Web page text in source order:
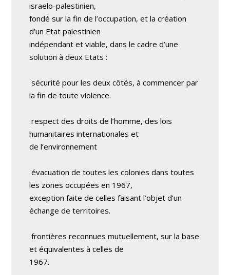
israelo-palestinien,
fondé sur la fin de l’occupation, et la création
d’un Etat palestinien
indépendant et viable, dans le cadre d’une
solution à deux Etats :
sécurité pour les deux côtés, à commencer par
la fin de toute violence.
respect des droits de l’homme, des lois
humanitaires internationales et
de l’environnement
évacuation de toutes les colonies dans toutes
les zones occupées en 1967,
exception faite de celles faisant l’objet d’un
échange de territoires.
frontières reconnues mutuellement, sur la base
et équivalentes à celles de
1967.